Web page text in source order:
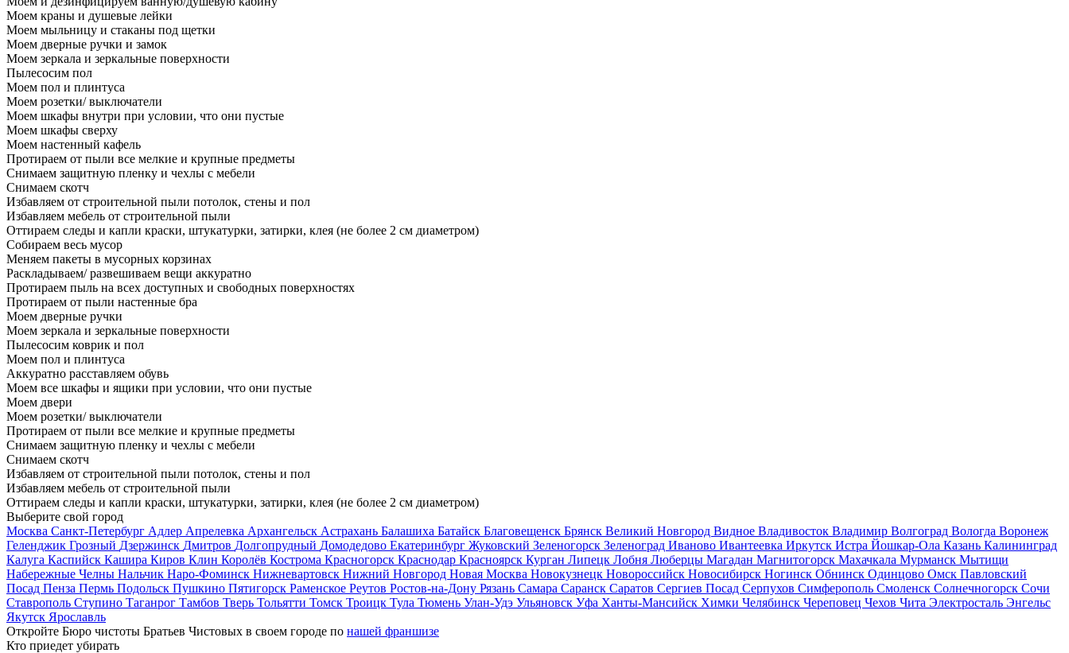
Моем краны и душевые лейки
Моем мыльницу и стаканы под щетки
Моем дверные ручки и замок
Моем зеркала и зеркальные поверхности
Пылесосим пол
Моем пол и плинтуса
Моем розетки/ выключатели
Моем шкафы внутри при условии, что они пустые
Моем шкафы сверху
Моем настенный кафель
Протираем от пыли все мелкие и крупные предметы
Снимаем защитную пленку и чехлы с мебели
Снимаем скотч
Избавляем от строительной пыли потолок, стены и пол
Избавляем мебель от строительной пыли
Оттираем следы и капли краски, штукатурки, затирки, клея (не более 2 см диаметром)
Собираем весь мусор
Меняем пакеты в мусорных корзинах
Раскладываем/ развешиваем вещи аккуратно
Протираем пыль на всех доступных и свободных поверхностях
Протираем от пыли настенные бра
Моем дверные ручки
Моем зеркала и зеркальные поверхности
Пылесосим коврик и пол
Моем пол и плинтуса
Аккуратно расставляем обувь
Моем все шкафы и ящики при условии, что они пустые
Моем двери
Моем розетки/ выключатели
Протираем от пыли все мелкие и крупные предметы
Снимаем защитную пленку и чехлы с мебели
Снимаем скотч
Избавляем от строительной пыли потолок, стены и пол
Избавляем мебель от строительной пыли
Оттираем следы и капли краски, штукатурки, затирки, клея (не более 2 см диаметром)
Выберите свой город
Москва Санкт-Петербург Адлер Апрелевка Архангельск Астрахань Балашиха Батайск Благовещенск Брянск Великий Новгород Видное Владивосток Владимир Волгоград Вологда Воронеж
Геленджик Грозный Дзержинск Дмитров Долгопрудный Домодедово Екатеринбург Жуковский Зеленогорск Зеленоград Иваново Ивантеевка Иркутск Истра Йошкар-Ола Казань Калининград
Калуга Каспийск Кашира Киров Клин Королёв Кострома Красногорск Краснодар Красноярск Курган Липецк Лобня Люберцы Магадан Магнитогорск Махачкала Мурманск Мытищи
Набережные Челны Нальчик Наро-Фоминск Нижневартовск Нижний Новгород Новая Москва Новокузнецк Новороссийск Новосибирск Ногинск Обнинск Одинцово Омск Павловский
Посад Пенза Пермь Подольск Пушкино Пятигорск Раменское Реутов Ростов-на-Дону Рязань Самара Саранск Саратов Сергиев Посад Серпухов Симферополь Смоленск Солнечногорск Сочи
Ставрополь Ступино Таганрог Тамбов Тверь Тольятти Томск Троицк Тула Тюмень Улан-Удэ Ульяновск Уфа Ханты-Мансийск Химки Челябинск Череповец Чехов Чита Электросталь Энгельс
Якутск Ярославль
Откройте Бюро чистоты Братьев Чистовых в своем городе по нашей франшизе
Кто приедет убирать